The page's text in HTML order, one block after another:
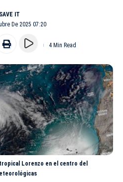
De 2025 07:20
4 Min Read
Lorenzo en el centro del